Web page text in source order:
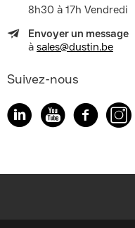
8h30 à 17h Vendredi
Envoyer un message
à sales@dustin.be
Suivez-nous